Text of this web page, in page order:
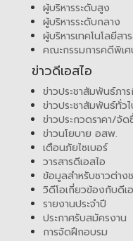
ผู้บริหารระดับสูง
ผู้บริหารระดับกลาง
ผู้บริหารเทคโนโลยีส
คณะกรรมการคดีพิเ
ข่าวดีเอสไอ
ข่าวประชาสัมพันธ์ภา
ข่าวประชาสัมพันธ์ทั่ว
ข่าวประกวดราคา/จั
ข่าวนโยบาย อสพ.
เตือนภัยไซเบอร์
วารสารดีเอสไอ
ข้อมูลสำหรับชาวต่าง
วิดีโอเกี่ยวข้องกับดีเ
รายงานประจำปี
ประกาศรับสมัครงาน
การจัดฝึกอบรม